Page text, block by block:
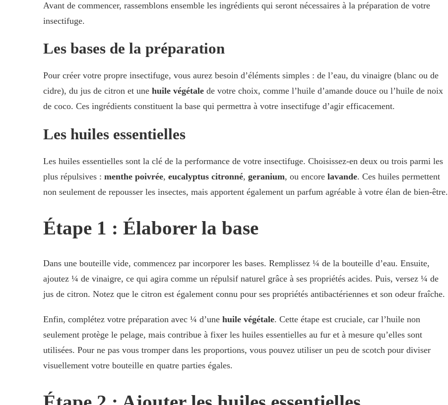
Avant de commencer, rassemblons ensemble les ingrédients qui seront nécessaires à la préparation de votre
insectifuge.
Les bases de la préparation
Pour créer votre propre insectifuge, vous aurez besoin d’éléments simples : de l’eau, du vinaigre (blanc ou de
cidre), du jus de citron et une huile végétale de votre choix, comme l’huile d’amande douce ou l’huile de noix
de coco. Ces ingrédients constituent la base qui permettra à votre insectifuge d’agir efficacement.
Les huiles essentielles
Les huiles essentielles sont la clé de la performance de votre insectifuge. Choisissez-en deux ou trois parmi les
plus répulsives : menthe poivrée, eucalyptus citronné, geranium, ou encore lavande. Ces huiles permettent
non seulement de repousser les insectes, mais apportent également un parfum agréable à votre élan de bien-être.
Étape 1 : Élaborer la base
Dans une bouteille vide, commencez par incorporer les bases. Remplissez ¼ de la bouteille d’eau. Ensuite,
ajoutez ¼ de vinaigre, ce qui agira comme un répulsif naturel grâce à ses propriétés acides. Puis, versez ¼ de
jus de citron. Notez que le citron est également connu pour ses propriétés antibactériennes et son odeur fraîche.
Enfin, complétez votre préparation avec ¼ d’une huile végétale. Cette étape est cruciale, car l’huile non
seulement protège le pelage, mais contribue à fixer les huiles essentielles au fur et à mesure qu’elles sont
utilisées. Pour ne pas vous tromper dans les proportions, vous pouvez utiliser un peu de scotch pour diviser
visuellement votre bouteille en quatre parties égales.